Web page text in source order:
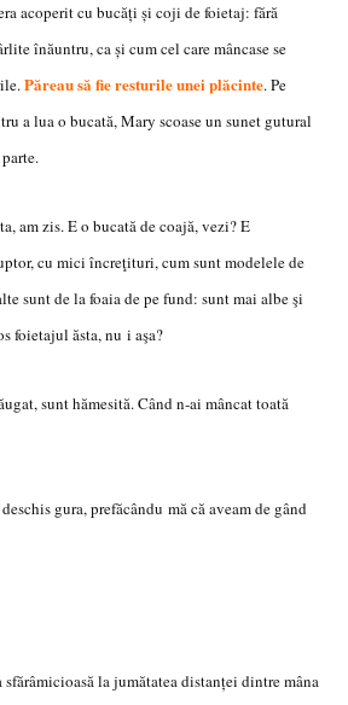
acoperit cu bucăţi şi coji de foietaj: fără
înăuntru, ca şi cum cel care mâncase se
Păreau să fie resturile unei plăcinte. Pe
a lua o bucată, Mary scoase un sunet gutural
am zis. E o bucată de coajă, vezi? E
cu mici încreţituri, cum sunt modelele de
sunt de la foaia de pe fund: sunt mai albe şi
foietajul ăsta, nu i aşa?
sunt hămesită. Când n-ai mâncat toată
gura, prefăcându mă că aveam de gând
la jumătatea distanţei dintre mâna